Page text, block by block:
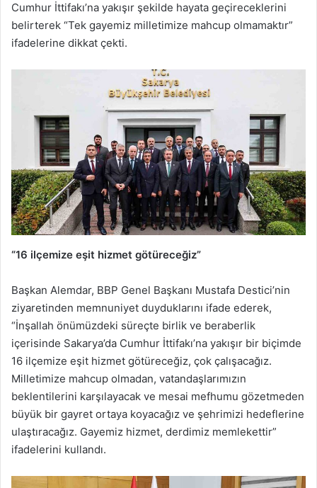
Cumhur İttifakı’na yakışır şekilde hayata geçireceklerini
belirterek “Tek gayemiz milletimize mahcup olmamaktır”
ifadelerine dikkat çekti.
“16 ilçemize eşit hizmet götüreceğiz”
Başkan Alemdar, BBP Genel Başkanı Mustafa Destici’nin
ziyaretinden memnuniyet duyduklarını ifade ederek,
“İnşallah önümüzdeki süreçte birlik ve beraberlik
içerisinde Sakarya’da Cumhur İttifakı’na yakışır bir biçimde
16 ilçemize eşit hizmet götüreceğiz, çok çalışacağız.
Milletimize mahcup olmadan, vatandaşlarımızın
beklentilerini karşılayacak ve mesai mefhumu gözetmeden
büyük bir gayret ortaya koyacağız ve şehrimizi hedeflerine
ulaştıracağız. Gayemiz hizmet, derdimiz memlekettir”
ifadelerini kullandı.